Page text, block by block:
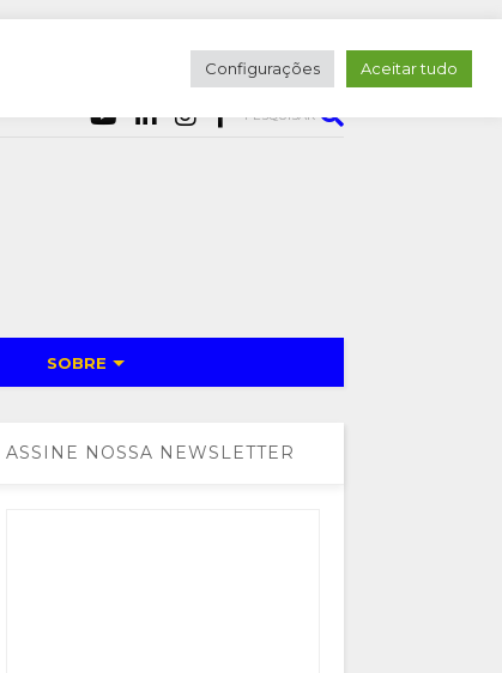
PESQUISAR
SOBRE
ASSINE NOSSA NEWSLETTER
Configurações Aceitar tudo